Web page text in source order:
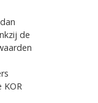
de
KOR